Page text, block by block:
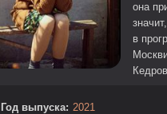
она
в
Год выпуска: 2021